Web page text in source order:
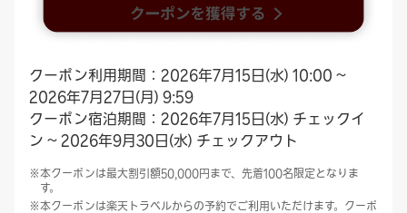
クーポン利用期間：2026年7月15日(水) 10:00 ~
2026年7月27日(月) 9:59
クーポン宿泊期間：2026年7月15日(水) チェックイ
ン ~ 2026年9月30日(水) チェックアウト
本クーポンは最大割引額50,000円まで、先着100名限定となりま
す。
本クーポンは楽天トラベルからの予約でご利用いただけます。クーポ